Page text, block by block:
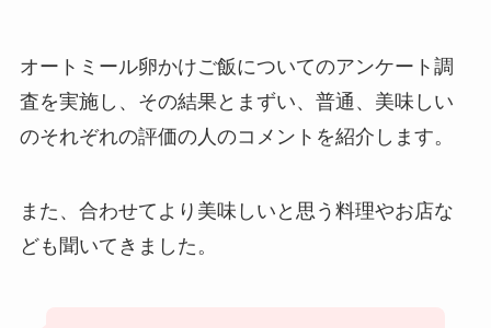
オートミール卵かけご飯についてのアンケート調
査を実施し、その結果とまずい、普通、美味しい
のそれぞれの評価の人のコメントを紹介します。
また、合わせてより美味しいと思う料理やお店な
ども聞いてきました。